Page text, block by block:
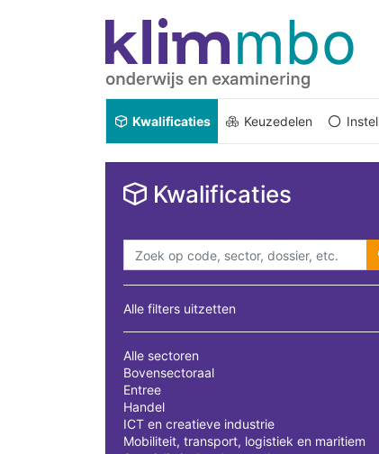
Kwalificaties Keuzedelen
Kwalificaties
Alle filters uitzetten
Alle sectoren
Bovensectoraal
Entree
Handel
ICT en creatieve industrie
Mobiliteit, transport, logistiek en maritiem